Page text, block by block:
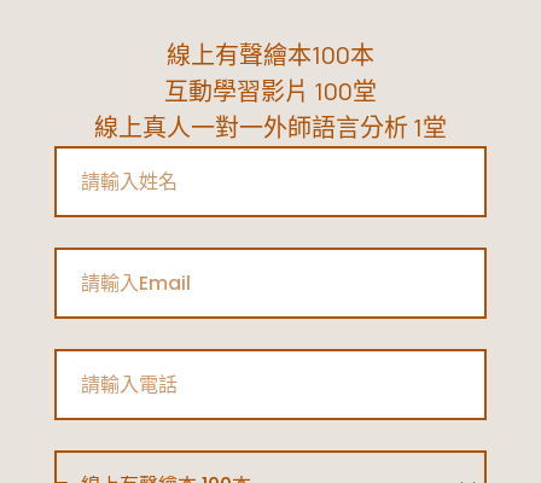
線上有聲繪本100本
互動學習影片 100堂
線上真人一對一外師語言分析 1堂